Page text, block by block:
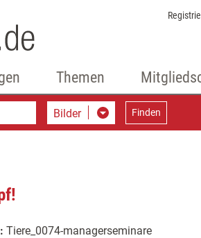
Themen
Bilder Finden
Tiere_0074-managerseminare